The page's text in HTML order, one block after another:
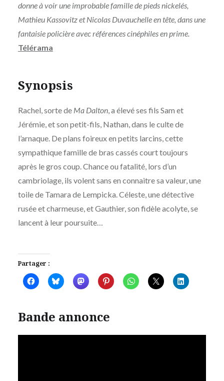
donne à voir une improbable famille de pieds nickelés,
Mathieu Kassovitz et Nicolas Duvauchelle en tête, dans une
fantaisie policière avec références cinéphiles en prime.
Télérama
Synopsis
Rachel, sorte de Ma Dalton, a élevé ses fils Sam et
Jérémie, et son petit-fils, Nathan, dans le culte de
l’arnaque. De plans foireux en petits larcins, cette
sympathique famille de bras cassés court toujours
après le gros coup. Chance ou fatalité, lors d’un
cambriolage, ils volent sans en connaitre sa valeur, une
toile de Tamara de Lempicka. Céleste, une détective
rusée et charmeuse, et Gauthier, son fidèle acolyte, se
lancent à leur poursuite…
Partager :
Bande annonce